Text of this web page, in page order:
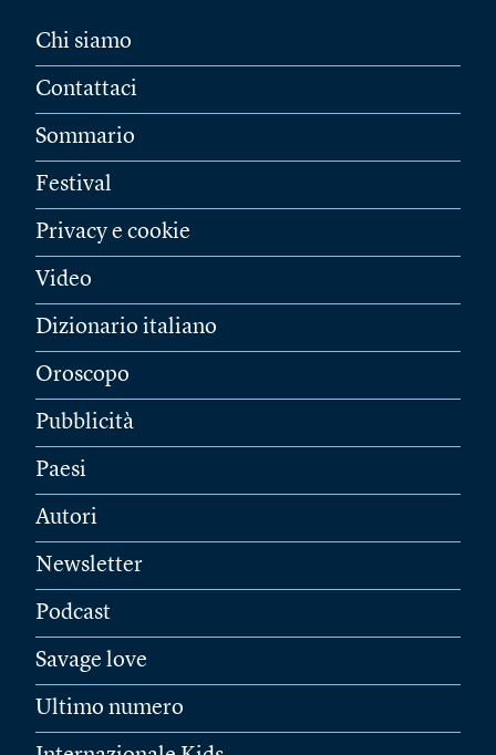
Chi siamo
Contattaci
Sommario
Festival
Privacy e cookie
Video
Dizionario italiano
Oroscopo
Pubblicità
Paesi
Autori
Newsletter
Podcast
Savage love
Ultimo numero